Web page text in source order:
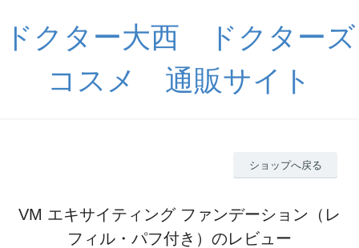
ドクター大西 ドクターズ
コスメ 通販サイト
ショップへ戻る
VM エキサイティング ファンデーション（レ
フィル・パフ付き）のレビュー